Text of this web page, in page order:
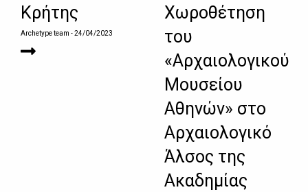
Κρήτης
Archetype team - 24/04/2023
Χωροθέτηση
του
«Αρχαιολογικού
Μουσείου
Αθηνών» στο
Αρχαιολογικό
Άλσος της
Ακαδημίας